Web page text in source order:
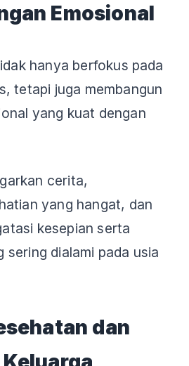
Emosional
hanya berfokus pada
tetapi juga membangun
yang kuat dengan
cerita,
yang hangat, dan
kesepian serta
sering dialami pada usia
dan